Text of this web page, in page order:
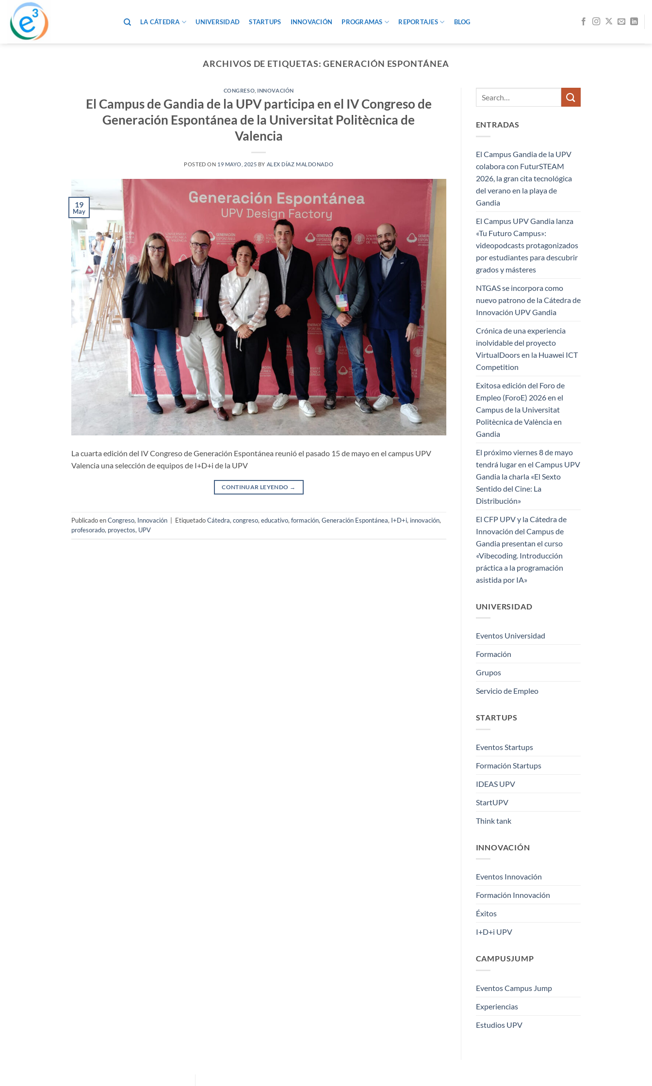
Saltar
contenido
LA CÁTEDRA UNIVERSIDAD STARTUPS INNOVACIÓN PROGRAMAS REPORTAJES BLOG
ARCHIVOS DE ETIQUETAS:GENERACIÓN ESPONTÁNEA
CONGRESO INNOVACIÓN
El Campus de Gandia de la UPV participa en el IV Congreso de
Generación Espontánea de la Universitat Politècnica de
Valencia
POSTED ON 19 MAYO, 2025 BY ALEX DÍAZ MALDONADO
19
May
La cuarta edición del IV Congreso de Generación Espontánea reunió el pasado 15 de mayo en el campus UPV
Valencia una selección de equipos de I+D+i de la UPV
CONTINUAR LEYENDO →
Publicado enCongreso, Innovación EtiquetadoCátedra, congreso, educativo, formación, Generación Espontánea, I+D+i, innovación,
profesorado, proyectos, UPV
ENTRADAS
El Campus Gandia de la UPV
colabora con FuturSTEAM
2026, la gran cita tecnológica
del verano en la playa de
Gandia
El Campus UPV Gandia lanza
«Tu Futuro Campus»:
videopodcasts protagonizados
por estudiantes para descubrir
grados y másteres
NTGAS se incorpora como
nuevo patrono de la Cátedra de
Innovación UPV Gandia
Crónica de una experiencia
inolvidable del proyecto
VirtualDoors en la Huawei ICT
Competition
Exitosa edición del Foro de
Empleo (ForoE) 2026 en el
Campus de la Universitat
Politècnica de València en
Gandia
El próximo viernes 8 de mayo
tendrá lugar en el Campus UPV
Gandia la charla «El Sexto
Sentido del Cine: La
Distribución»
El CFP UPV y la Cátedra de
Innovación del Campus de
Gandia presentan el curso
«Vibecoding. Introducción
práctica a la programación
asistida por IA»
UNIVERSIDAD
Eventos Universidad
Formación
Grupos
Servicio de Empleo
STARTUPS
Eventos Startups
Formación Startups
IDEAS UPV
StartUPV
Think tank
INNOVACIÓN
Eventos Innovación
Formación Innovación
Éxitos
I+D+i UPV
CAMPUSJUMP
Eventos Campus Jump
Experiencias
Estudios UPV